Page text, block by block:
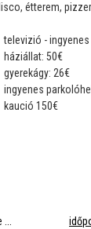
étterem,
televizió - ingyenes
háziállat: 50€
gyerekágy: 26€
ingyenes
kaució 150€
...